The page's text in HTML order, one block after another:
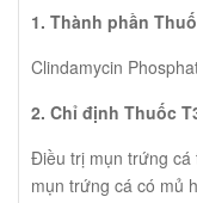
Mua thuốc Tavin em
nay? Uống ARV bao
online tốt nhất như
nghiệm gì khi điều trị
Quảng Ninh tốt nhất
thuốc ARV ở Long An
1. Thành phần
Clindamycin
2. Chỉ định Thuốc
Điều trị mụn trứng cá
mụn trứng cá có mủ